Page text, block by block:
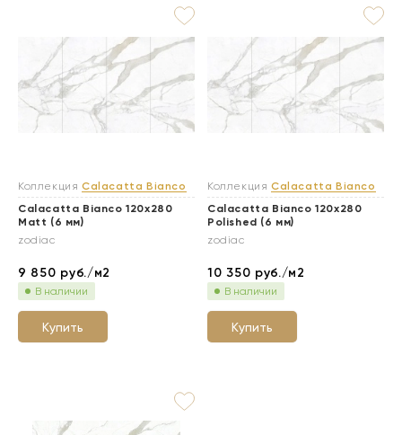
Коллекция Calacatta Bianco
Calacatta Bianco 120x280
Matt (6 мм)
zodiac
9 850 руб./м2
В наличии
Купить
Коллекция Calacatta Bianco
Calacatta Bianco 120x280
Polished (6 мм)
zodiac
10 350 руб./м2
В наличии
Купить